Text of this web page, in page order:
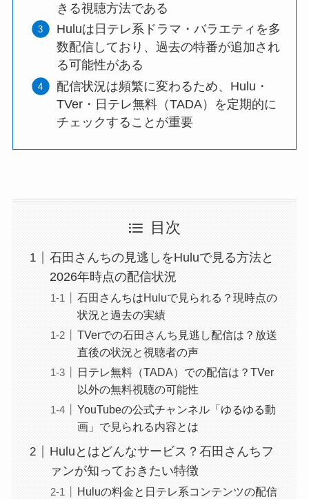
きる視聴方法である
Huluは日テレ系ドラマ・バラエティを多
数配信しており、過去の特番が追加され
る可能性がある
配信状況は頻繁に変わるため、Hulu・
TVer・日テレ無料（TADA）を定期的に
チェックすることが重要
目次
石田さんちの見逃しをHuluで見る方法と
2026年時点の配信状況
石田さんちはHuluで見られる？現時点の
状況と過去の実績
TVerでの石田さんち見逃し配信は？放送
直後の状況と視聴者の声
日テレ無料（TADA）での配信は？TVer
以外の無料視聴の可能性
YouTubeの公式チャンネル「ゆるゆる動
画」で見られる内容とは
Huluとはどんなサービス？石田さんちフ
ァンが知っておきたい特徴
Huluの料金と日テレ系コンテンツの配信